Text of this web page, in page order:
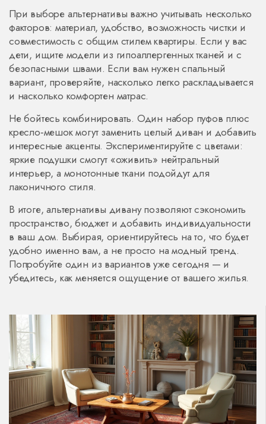
При выборе альтернативы важно учитывать несколько
факторов: материал, удобство, возможность чистки и
совместимость с общим стилем квартиры. Если у вас
дети, ищите модели из гипоаллергенных тканей и с
безопасными швами. Если вам нужен спальный
вариант, проверяйте, насколько легко раскладывается
и насколько комфортен матрас.
Не бойтесь комбинировать. Один набор пуфов плюс
кресло‑мешок могут заменить целый диван и добавить
интересные акценты. Экспериментируйте с цветами:
яркие подушки смогут «оживить» нейтральный
интерьер, а монотонные ткани подойдут для
лаконичного стиля.
В итоге, альтернативы дивану позволяют сэкономить
пространство, бюджет и добавить индивидуальности
в ваш дом. Выбирая, ориентируйтесь на то, что будет
удобно именно вам, а не просто на модный тренд.
Попробуйте один из вариантов уже сегодня — и
убедитесь, как меняется ощущение от вашего жилья.